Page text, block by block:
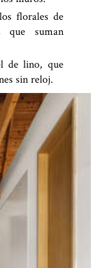
florales de
que suman
de lino, que
sin reloj.